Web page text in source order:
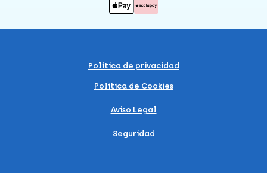
Política de privacidad
Política de Cookies
Aviso Legal
Seguridad